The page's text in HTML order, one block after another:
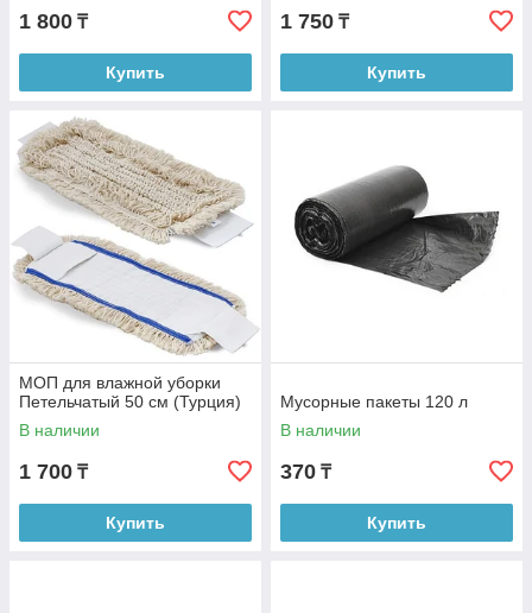
1 800 ₸
Купить
1 750 ₸
Купить
МОП для влажной уборки
Петельчатый 50 см (Турция)
В наличии
1 700 ₸
Купить
Мусорные пакеты 120 л
В наличии
370 ₸
Купить